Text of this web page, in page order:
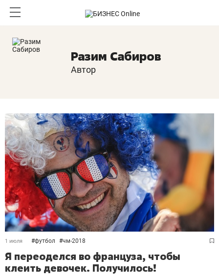
Разим Сабиров
Автор
1 июля #футбол #чм-2018
Я переоделся во француза, чтобы
клеить девочек. Получилось!